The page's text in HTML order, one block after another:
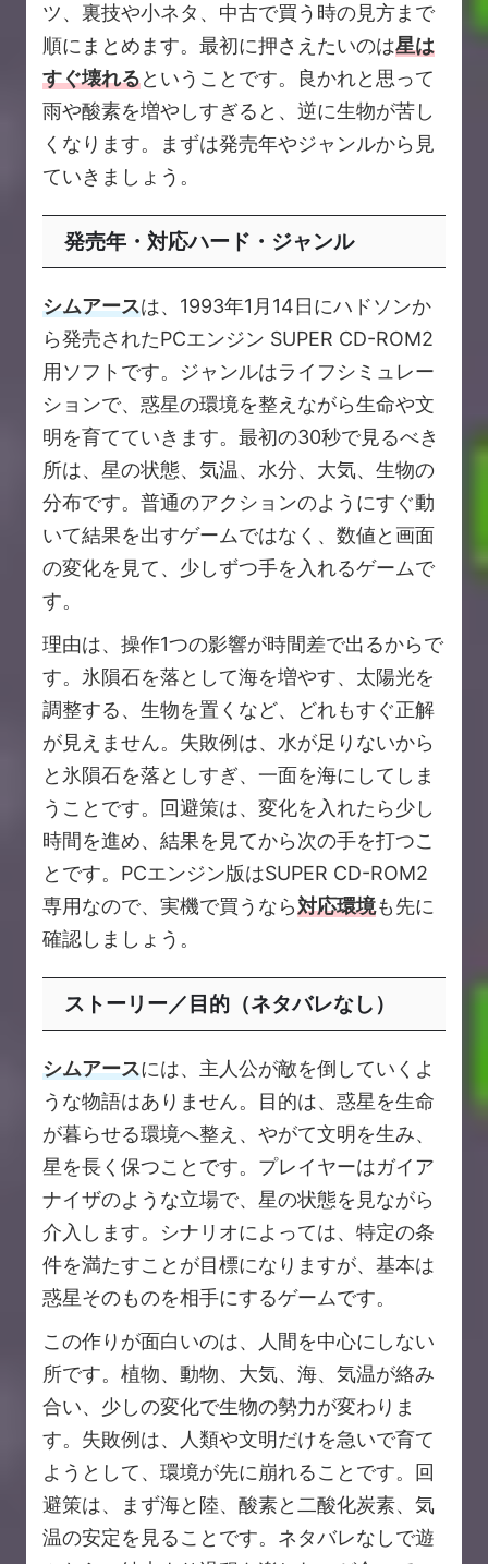
ツ、裏技や小ネタ、中古で買う時の見方まで
順にまとめます。最初に押さえたいのは星は
すぐ壊れるということです。良かれと思って
雨や酸素を増やしすぎると、逆に生物が苦し
くなります。まずは発売年やジャンルから見
ていきましょう。
発売年・対応ハード・ジャンル
シムアースは、1993年1月14日にハドソンか
ら発売されたPCエンジン SUPER CD-ROM2
用ソフトです。ジャンルはライフシミュレー
ションで、惑星の環境を整えながら生命や文
明を育てていきます。最初の30秒で見るべき
所は、星の状態、気温、水分、大気、生物の
分布です。普通のアクションのようにすぐ動
いて結果を出すゲームではなく、数値と画面
の変化を見て、少しずつ手を入れるゲームで
す。
理由は、操作1つの影響が時間差で出るからで
す。氷隕石を落として海を増やす、太陽光を
調整する、生物を置くなど、どれもすぐ正解
が見えません。失敗例は、水が足りないから
と氷隕石を落としすぎ、一面を海にしてしま
うことです。回避策は、変化を入れたら少し
時間を進め、結果を見てから次の手を打つこ
とです。PCエンジン版はSUPER CD-ROM2
専用なので、実機で買うなら対応環境も先に
確認しましょう。
ストーリー／目的（ネタバレなし）
シムアースには、主人公が敵を倒していくよ
うな物語はありません。目的は、惑星を生命
が暮らせる環境へ整え、やがて文明を生み、
星を長く保つことです。プレイヤーはガイア
ナイザのような立場で、星の状態を見ながら
介入します。シナリオによっては、特定の条
件を満たすことが目標になりますが、基本は
惑星そのものを相手にするゲームです。
この作りが面白いのは、人間を中心にしない
所です。植物、動物、大気、海、気温が絡み
合い、少しの変化で生物の勢力が変わりま
す。失敗例は、人類や文明だけを急いで育て
ようとして、環境が先に崩れることです。回
避策は、まず海と陸、酸素と二酸化炭素、気
温の安定を見ることです。ネタバレなしで遊